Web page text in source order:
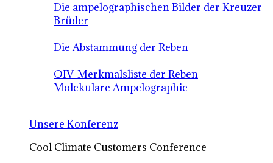
Die ampelographischen Bilder der Kreuzer-
Brüder
Die Abstammung der Reben
OIV-Merkmalsliste der Reben
Molekulare Ampelographie
Unsere Konferenz
Cool Climate Customers Conference